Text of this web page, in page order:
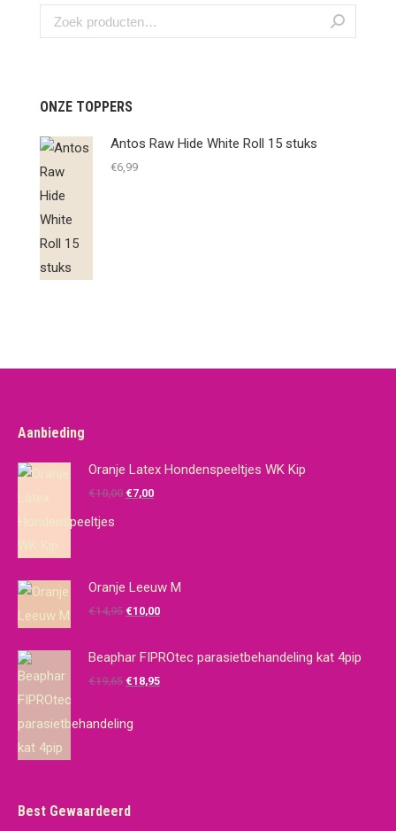
ONZE TOPPERS
Antos Raw Hide White Roll 15 stuks
€6,99
Aanbieding
Oranje Latex Hondenspeeltjes WK Kip
€10,00 Oorspronkelijke
€7,00Huidige
Oranje Leeuw M
€14,95 Oorspronkelijke
was:
€14,95.
€10,00Huidige
is:
€10,00.
Beaphar FIPROtec parasietbehandeling kat 4pip
€19,65 Oorspronkelijke
was:
€18,95Huidige
Best Gewaardeerd